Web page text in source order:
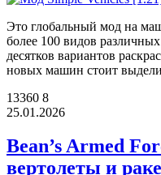
Это глобальный мод на
более 100 видов
десятков вариантов
новых машин стоит
13360 8
25.01.2026
Bean’s Armed
вертолеты и